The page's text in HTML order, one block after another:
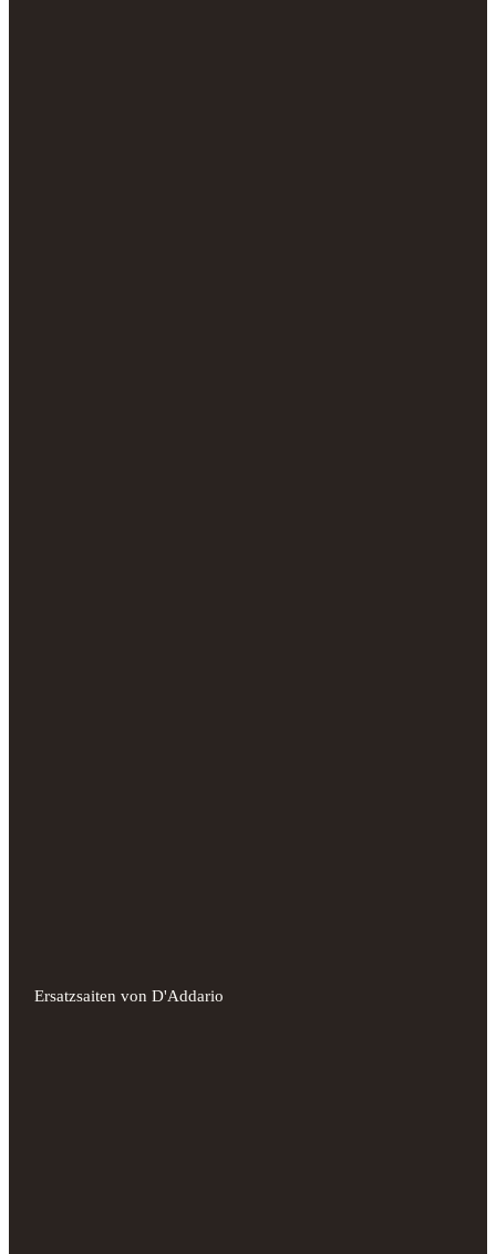
Ersatzsaiten von D'Addario